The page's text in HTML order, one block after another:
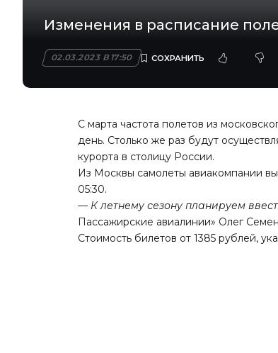
Изменения в расписание
02.03.2023 В 17:50
С марта частота полетов из
день. Столько же раз будут
курорта в столицу России.
Из Москвы самолеты авиакомпании
05:30.
— К летнему сезону планируем
Пассажирские авиалинии» Олег
Стоимость билетов от 1385 рублей,